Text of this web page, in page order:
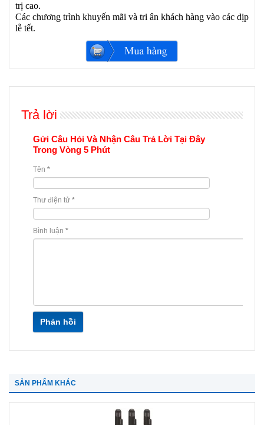
trị cao.
Các chương trình khuyến mãi và tri ân khách hàng vào các dịp
lễ tết.
Trả lời
Gửi Câu Hỏi Và Nhận Câu Trả Lời Tại Đây
Trong Vòng 5 Phút
Tên *
Thư điện tử *
Bình luận *
Phản hồi
SẢN PHẨM KHÁC